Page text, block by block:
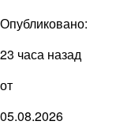
Опубликовано:
23 часа назад
от
05.08.2026